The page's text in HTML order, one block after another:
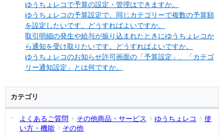
ゆうちょレコで予算の設定・管理はできますか。
ゆうちょレコの予算設定で、同じカテゴリーで複数の予算額
を設定したいです。どうすればよいですか。
取引明細の発生や給与が振り込まれたときにゆうちょレコか
ら通知を受け取りたいです。どうすればよいですか。
ゆうちょレコのお知らせ許可画面の「予算設定」、「カテゴ
リー通知設定」とは何ですか。
カテゴリ
よくあるご質問 その他商品・サービス ゆうちょレコ
使
い方・機能
その他